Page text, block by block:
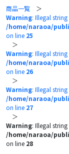
商品一覧 ＞
Warning: Illegal
/home/naraoa/
on line 25
＞
Warning: Illegal
/home/naraoa/
on line 26
＞
Warning: Illegal
/home/naraoa/
on line 27
＞
Warning: Illegal
/home/naraoa/
on line 28